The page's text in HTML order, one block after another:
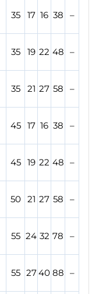
35 17 16 38 –
35 19 22 48 –
35 21 27 58 –
45 17 16 38 –
45 19 22 48 –
50 21 27 58 –
55 24 32 78 –
55 2740 88 –